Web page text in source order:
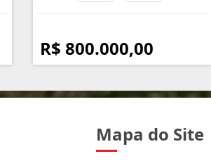
R$ 800.000,00
Mapa do Site